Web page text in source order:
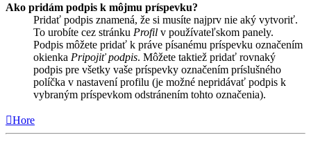
Ako pridám podpis k môjmu príspevku?
Pridať podpis znamená, že si musíte najprv nie aký vytvoriť.
To urobíte cez stránku Profil v používateľskom panely.
Podpis môžete pridať k práve písanému príspevku označením
okienka Pripojiť podpis. Môžete taktiež pridať rovnaký
podpis pre všetky vaše príspevky označením príslušného
políčka v nastavení profilu (je možné nepridávať podpis k
vybraným príspevkom odstránením tohto označenia).
Hore